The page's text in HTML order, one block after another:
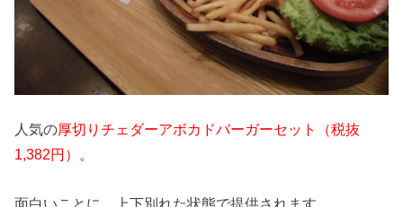
人気の厚切りチェダーアボカドバーガーセット（税抜
1,382円） 。
面白いことに、上下別れた状態で提供されます。